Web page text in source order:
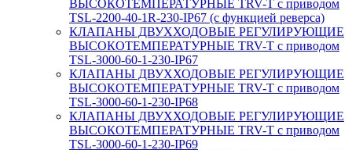
ВЫСОКОТЕМПЕРАТУРНЫЕ TRV-T с приводом
TSL-2200-40-1R-230-IP67 (с функцией реверса)
КЛАПАНЫ ДВУХХОДОВЫЕ РЕГУЛИРУЮЩИЕ
ВЫСОКОТЕМПЕРАТУРНЫЕ TRV-T с приводом
TSL-3000-60-1-230-IP67
КЛАПАНЫ ДВУХХОДОВЫЕ РЕГУЛИРУЮЩИЕ
ВЫСОКОТЕМПЕРАТУРНЫЕ TRV-T с приводом
TSL-3000-60-1-230-IP68
КЛАПАНЫ ДВУХХОДОВЫЕ РЕГУЛИРУЮЩИЕ
ВЫСОКОТЕМПЕРАТУРНЫЕ TRV-T с приводом
TSL-3000-60-1-230-IP69